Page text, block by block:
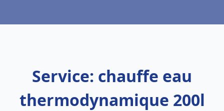
Service: chauffe eau
thermodynamique 200l